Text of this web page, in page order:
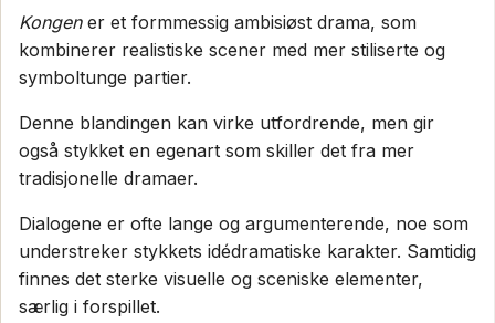
Kongener et formmessig ambisiøst drama, som
kombinerer realistiske scener med mer stiliserte og
symboltunge partier.
Denne blandingen kan virke utfordrende, men gir
også stykket en egenart som skiller det fra mer
tradisjonelle dramaer.
Dialogene er ofte lange og argumenterende, noe som
understreker stykkets idédramatiske karakter. Samtidig
finnes det sterke visuelle og sceniske elementer,
særlig i forspillet.